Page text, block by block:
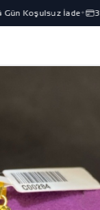
Koşulsuz İade✦ 3